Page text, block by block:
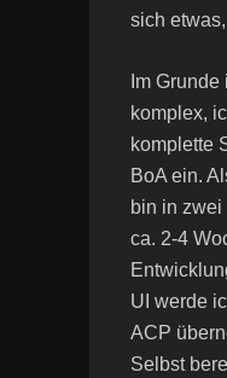
sich
Im
komplex,
komplette
BoA ein.
bin in zwei
ca. 2-4
UI werde
ACP
Selbst